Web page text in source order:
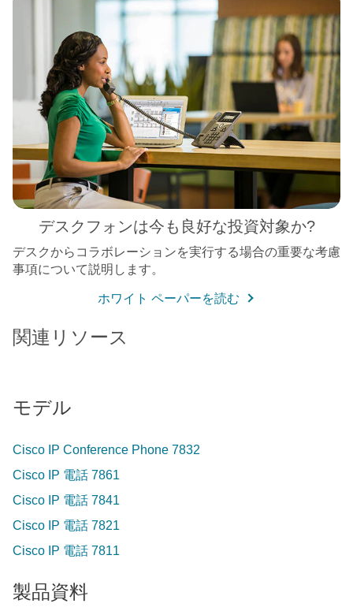
デスクフォンは今も良好な投資対象か?
デスクからコラボレーションを実行する場合の重要な考慮
事項について説明します。
ホワイト ペーパーを読む
関連リソース
モデル
Cisco IP Conference Phone 7832
Cisco IP 電話 7861
Cisco IP 電話 7841
Cisco IP 電話 7821
Cisco IP 電話 7811
製品資料